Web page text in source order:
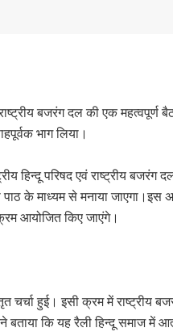
राष्ट्रीय बजरंग दल की एक
भाग लिया।
हिन्दू परिषद एवं राष्ट्रीय
के माध्यम से मनाया जाएगा।इस
आयोजित किए जाएंगे।
चर्चा हुई। इसी क्रम में
ने बताया कि यह रैली हिन्दू समाज